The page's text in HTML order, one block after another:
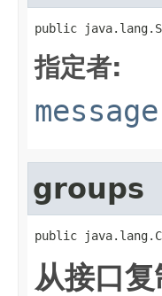
public
指定者:
message
groups
public
从接口